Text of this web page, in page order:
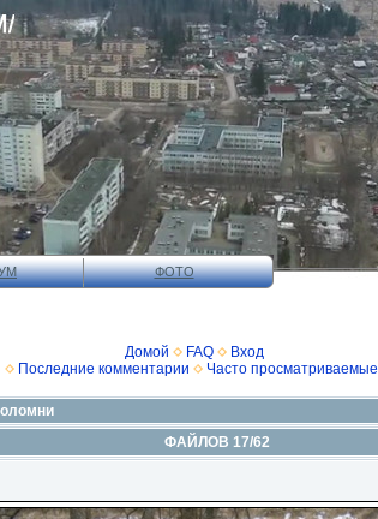
ФОТО
Домой FAQ
Вход
Последние комментарии Часто просматриваемые
ФАЙЛОВ 17/62